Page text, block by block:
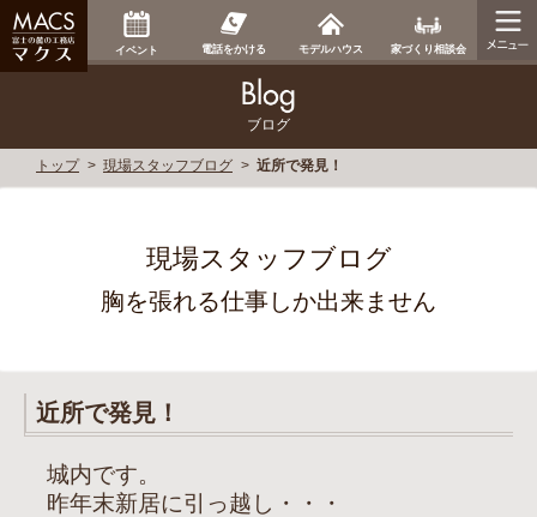
イベント 電話をかける モデルハウス 家づくり相談会
ブログ
トップ 現場スタッフブログ 近所で発見！
現場スタッフブログ
胸を張れる仕事しか出来ません
近所で発見！
城内です。
昨年末新居に引っ越し・・・